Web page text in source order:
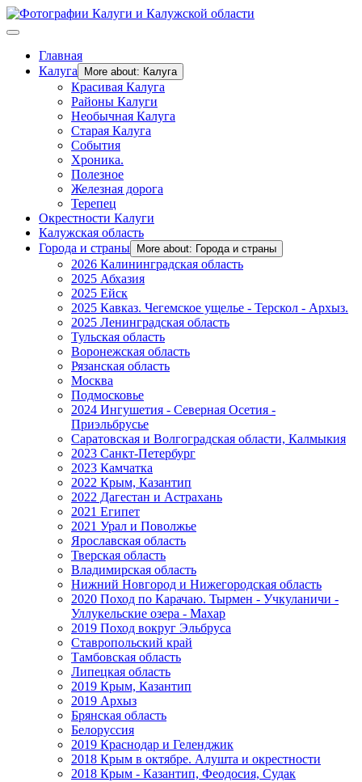
Главная
Калуга
More about: Калуга
Красивая Калуга
Районы Калуги
Необычная Калуга
Старая Калуга
События
Хроника.
Полезное
Железная дорога
Терепец
Окрестности Калуги
Калужская область
Города и страны
More about: Города и страны
2026 Калининградская область
2025 Абхазия
2025 Ейск
2025 Кавказ. Чегемское ущелье - Терскол - Архыз.
2025 Ленинградская область
Тульская область
Воронежская область
Рязанская область
Москва
Подмосковье
2024 Ингушетия - Северная Осетия -
Приэльбрусье
Саратовская и Волгоградская области, Калмыкия
2023 Санкт-Петербург
2023 Камчатка
2022 Крым, Казантип
2022 Дагестан и Астрахань
2021 Египет
2021 Урал и Поволжье
Ярославская область
Тверская область
Владимирская область
Нижний Новгород и Нижегородская область
2020 Поход по Карачаю. Тырмен - Учкуланичи -
Уллукельские озера - Махар
2019 Поход вокруг Эльбруса
Ставропольский край
Тамбовская область
Липецкая область
2019 Крым, Казантип
2019 Архыз
Брянская область
Белоруссия
2019 Краснодар и Геленджик
2018 Крым в октябре. Алушта и окрестности
2018 Крым - Казантип, Феодосия, Судак